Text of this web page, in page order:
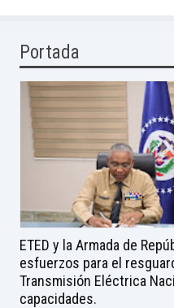
Portada
ETED y la Armada de
esfuerzos para el
Transmisión Eléctrica
capacidades.